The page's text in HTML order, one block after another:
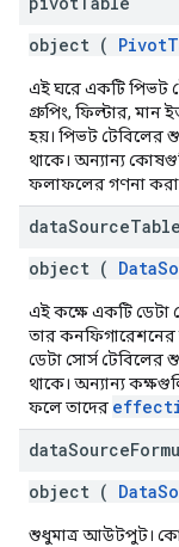
object (
এই ঘরে একটি পিভট
গ্রুপিং, ফিল্টার, মান
হয়। পিভট টেবিলের
থাকে। অন্যান্য
ফলাফলের গণনা করা
dataSourceTable
object (
এই কক্ষে একটি ডেটা
তার কনফিগারেশনের
ডেটা সোর্স টেবিলের
থাকে। অন্যান্য
ফলে তাদের
dataSource
object (
শুধুমাত্র আউটপুট।